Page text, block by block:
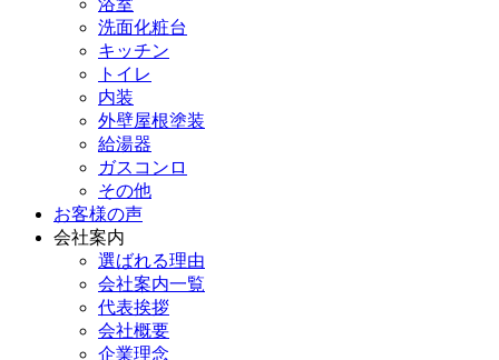
洗面化粧台
キッチン
トイレ
内装
外壁屋根塗装
給湯器
ガスコンロ
その他
お客様の声
会社案内
選ばれる理由
会社案内一覧
代表挨拶
会社概要
企業理念